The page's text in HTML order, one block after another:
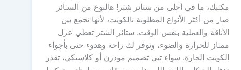
مكتبك، ما في أحلى من ستائر شتر! هالنوع من الستائر
صار من أكثر الأنواع المطلوبة بالكويت، لأنها تجمع بين
الأناقة والعملية بنفس الوقت. ستائر الشتر تعطي عزل
ممتاز للحرارة والضوء، وتوفر لك راحة وهدوء حتى بأجواء
الكويت الحارة. سواء تبي تصميم مودرن أو كلاسيكي، تقدر